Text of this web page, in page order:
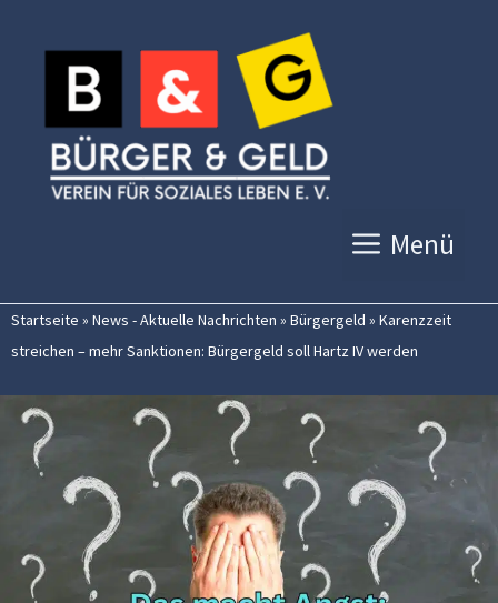
Inhalt
springen
Menü
Startseite » News - Aktuelle Nachrichten » Bürgergeld » Karenzzeit
streichen – mehr Sanktionen: Bürgergeld soll Hartz IV werden